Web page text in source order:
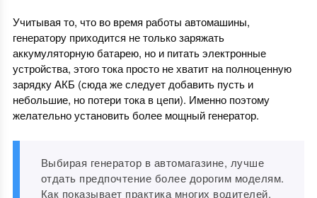
Учитывая то, что во время работы автомашины,
генератору приходится не только заряжать
аккумуляторную батарею, но и питать электронные
устройства, этого тока просто не хватит на полноценную
зарядку АКБ (сюда же следует добавить пусть и
небольшие, но потери тока в цепи). Именно поэтому
желательно установить более мощный генератор.
Выбирая генератор в автомагазине, лучше
отдать предпочтение более дорогим моделям.
Как показывает практика многих водителей,